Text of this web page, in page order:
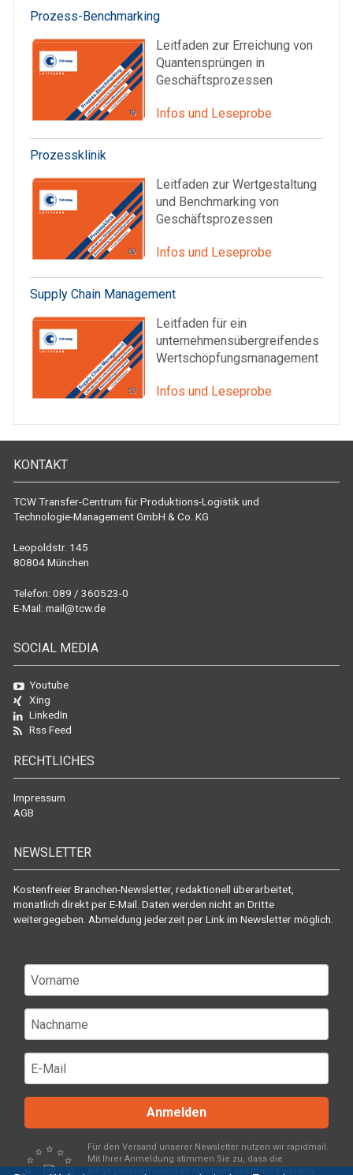
Prozess-Benchmarking
Leitfaden zur Erreichung von
Quantensprüngen in
Geschäftsprozessen
Infos und Leseprobe
Prozessklinik
Leitfaden zur Wertgestaltung
und Benchmarking von
Geschäftsprozessen
Infos und Leseprobe
Supply Chain Management
Leitfaden für ein
unternehmensübergreifendes
Wertschöpfungsmanagement
Infos und Leseprobe
KONTAKT
TCW Transfer-Centrum für Produktions-Logistik und
Technologie-Management GmbH & Co. KG
Leopoldstr. 145
80804 München
Telefon: 089 / 360523-0
E-Mail: mail@tcw.de
SOCIAL MEDIA
Youtube
Xing
LinkedIn
Rss Feed
RECHTLICHES
Impressum
AGB
NEWSLETTER
Kostenfreier Branchen-Newsletter, redaktionell überarbeitet,
monatlich direkt per E-Mail. Daten werden nicht an Dritte
weitergegeben. Abmeldung jederzeit per Link im Newsletter möglich.
Anmelden
Für den Versand unserer Newsletter nutzen wir rapidmail.
Mit Ihrer Anmeldung stimmen Sie zu, dass die
eingegebenen Daten an rapidmail übermittelt werden.